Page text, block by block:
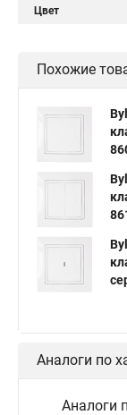
Цвет
Похожие
Аналоги по
Аналоги